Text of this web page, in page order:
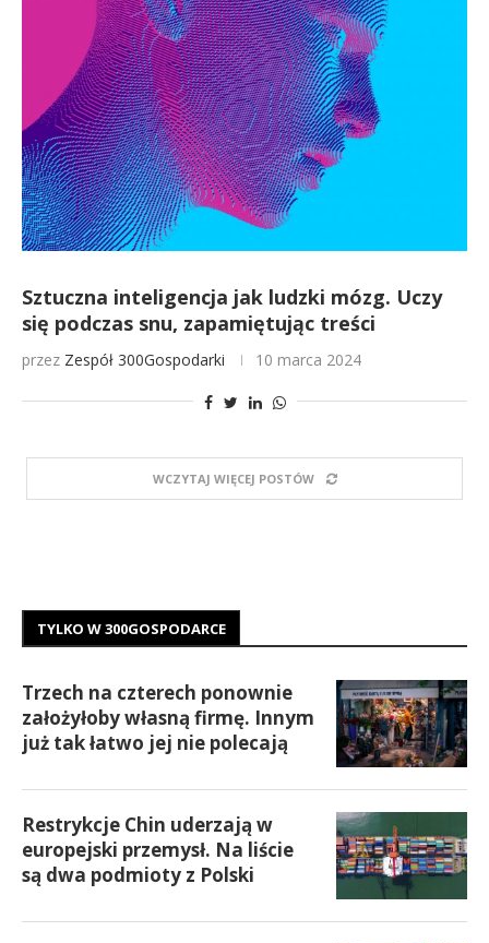
Sztuczna inteligencja jak ludzki mózg. Uczy
się podczas snu, zapamiętując treści
przez Zespół 300Gospodarki 10 marca 2024
WCZYTAJ WIĘCEJ POSTÓW
TYLKO W 300GOSPODARCE
Trzech na czterech ponownie
założyłoby własną firmę. Innym
już tak łatwo jej nie polecają
Restrykcje Chin uderzają w
europejski przemysł. Na liście
są dwa podmioty z Polski